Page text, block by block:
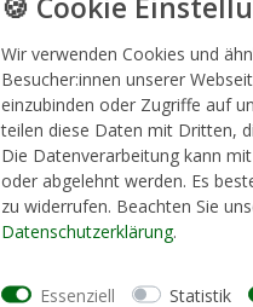
Wir verwenden Cookies und
Besucher:innen unserer
einzubinden oder Zugriffe auf
teilen diese Daten mit Dritten,
Die Datenverarbeitung kann
oder abgelehnt werden. Es
zu widerrufen. Beachten Sie
Daten­schutz­erklärung.
Essenziell Statistik